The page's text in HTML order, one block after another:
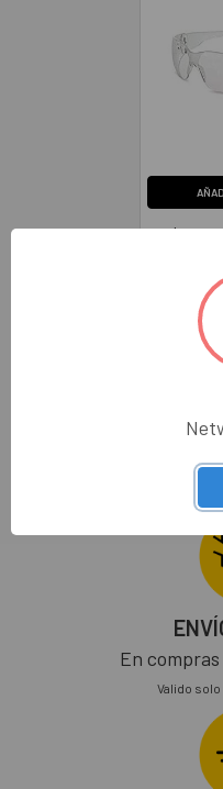
Series
En
Valido